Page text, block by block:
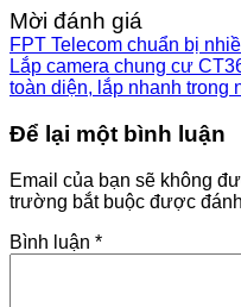
Mời đánh giá
FPT Telecom chuẩn bị
Lắp camera chung cư
toàn diện, lắp nhanh trong
Để lại một bình luận
Email của bạn sẽ không
trường bắt buộc được
Bình luận *